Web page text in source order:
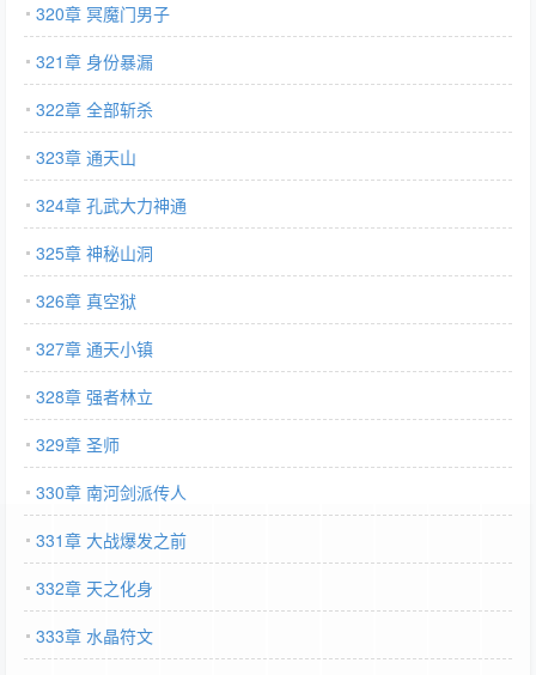
320章 冥魔门男子
321章 身份暴漏
322章 全部斩杀
323章 通天山
324章 孔武大力神通
325章 神秘山洞
326章 真空狱
327章 通天小镇
328章 强者林立
329章 圣师
330章 南河剑派传人
331章 大战爆发之前
332章 天之化身
333章 水晶符文